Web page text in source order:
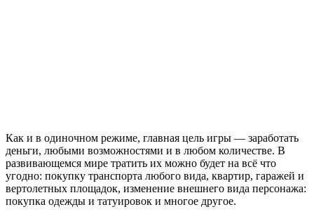
Как и в одиночном режиме, главная цель игры — заработать
деньги, любыми возможностями и в любом количестве. В
развивающемся мире тратить их можно будет на всё что
угодно: покупку транспорта любого вида, квартир, гаражей и
вертолетных площадок, изменение внешнего вида персонажа:
покупка одежды и татуировок и многое другое.